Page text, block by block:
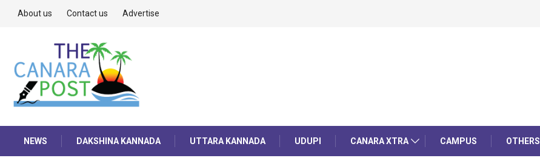
About us Contact us Advertise
NEWS DAKSHINA KANNADA UTTARA KANNADA UDUPI CANARA XTRA CAMPUS OTHERS